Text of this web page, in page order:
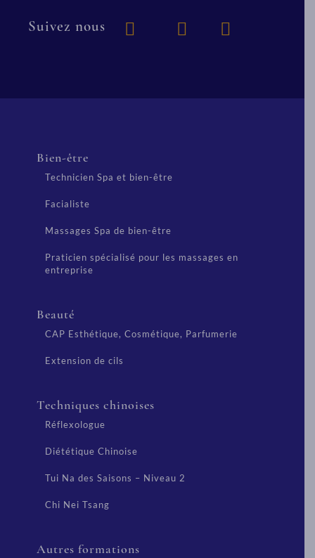
Suivez nous
Bien-être
Technicien Spa et bien-être
Facialiste
Massages Spa de bien-être
Praticien spécialisé pour les massages en
entreprise
Beauté
CAP Esthétique, Cosmétique, Parfumerie
Extension de cils
Techniques chinoises
Réflexologue
Diététique Chinoise
Tui Na des Saisons – Niveau 2
Chi Nei Tsang
Autres formations